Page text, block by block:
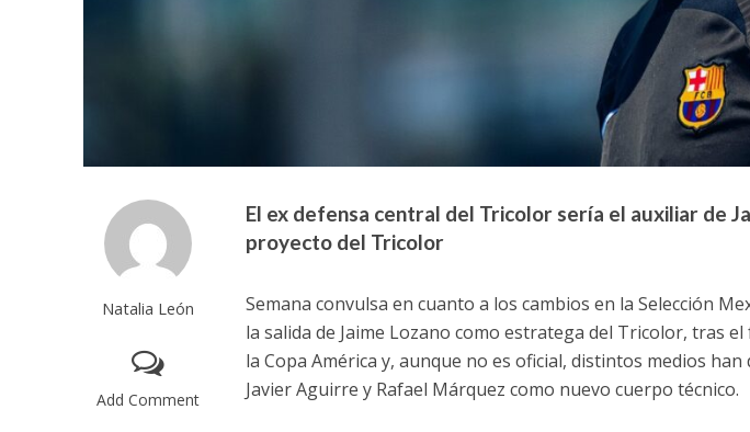
Natalia León
Add Comment
El ex defensa central del Tricolor sería el auxiliar de
proyecto del Tricolor
Semana convulsa en cuanto a los cambios en la Selección
la salida de Jaime Lozano como estratega del Tricolor, tras
la Copa América y, aunque no es oficial, distintos medios
Javier Aguirre y Rafael Márquez como nuevo cuerpo técnico.